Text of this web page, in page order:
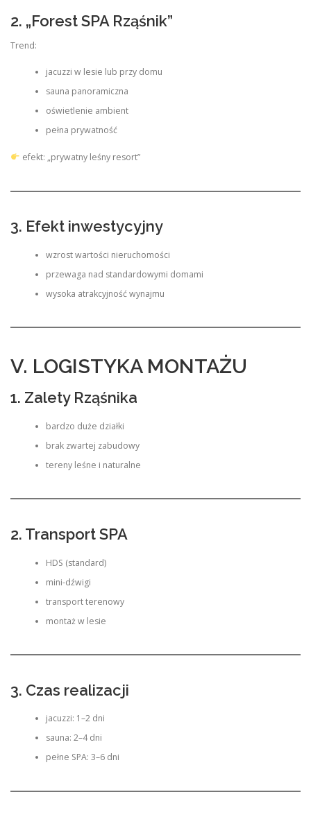
2. „Forest SPA Rząśnik”
Trend:
jacuzzi w lesie lub przy domu
sauna panoramiczna
oświetlenie ambient
pełna prywatność
efekt: „prywatny leśny resort”
3. Efekt inwestycyjny
wzrost wartości nieruchomości
przewaga nad standardowymi domami
wysoka atrakcyjność wynajmu
V. LOGISTYKA MONTAŻU
1. Zalety Rząśnika
bardzo duże działki
brak zwartej zabudowy
tereny leśne i naturalne
2. Transport SPA
HDS (standard)
mini-dźwigi
transport terenowy
montaż w lesie
3. Czas realizacji
jacuzzi: 1–2 dni
sauna: 2–4 dni
pełne SPA: 3–6 dni